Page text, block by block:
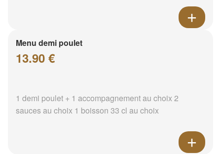
Menu demi poulet
13.90 €
1 demi poulet + 1 accompagnement au choix 2
sauces au choix 1 boisson 33 cl au choix